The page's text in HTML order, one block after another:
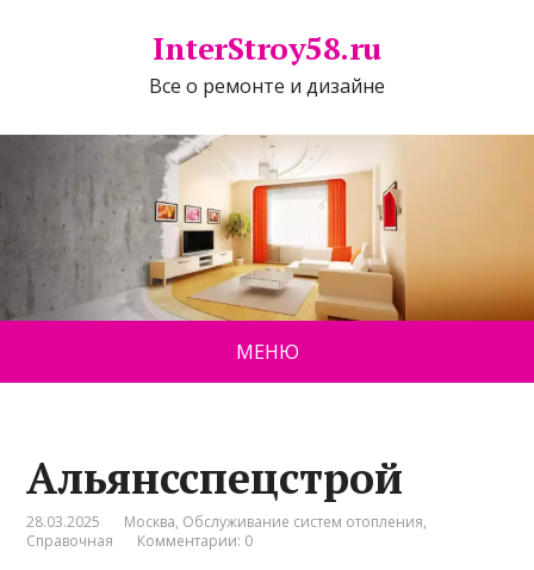
InterStroy58.ru
Все о ремонте и дизайне
МЕНЮ
Альянсспецстрой
28.03.2025 Москва, Обслуживание систем отопления,
Справочная
Комментарии: 0